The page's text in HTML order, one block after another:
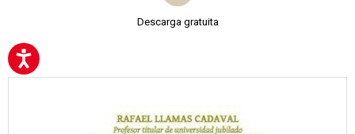
Descarga gratuita